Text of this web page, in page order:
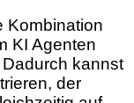
Kombination
KI Agenten
kannst
der